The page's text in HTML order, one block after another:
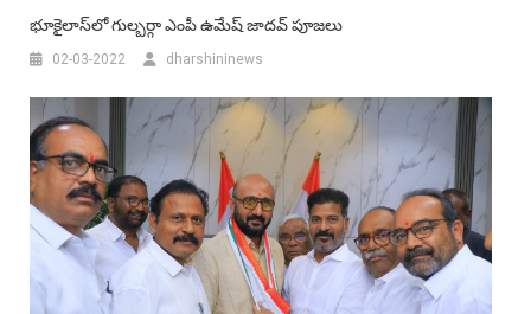
భూకైలాస్‌లో గుల్బ‌ర్గా ఎంపీ ఉమేష్ జాద‌వ్ పూజ‌లు
02-03-2022 dharshininews